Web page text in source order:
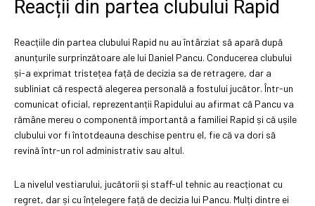
Reacții din partea clubului Rapid
Reacțiile din partea clubului Rapid nu au întârziat să apară după
anunțurile surprinzătoare ale lui Daniel Pancu. Conducerea clubului
și-a exprimat tristețea față de decizia sa de retragere, dar a
subliniat că respectă alegerea personală a fostului jucător. Într-un
comunicat oficial, reprezentanții Rapidului au afirmat că Pancu va
rămâne mereu o componentă importantă a familiei Rapid și că ușile
clubului vor fi întotdeauna deschise pentru el, fie că va dori să
revină într-un rol administrativ sau altul.
La nivelul vestiarului, jucătorii și staff-ul tehnic au reacționat cu
regret, dar și cu înțelegere față de decizia lui Pancu. Mulți dintre ei